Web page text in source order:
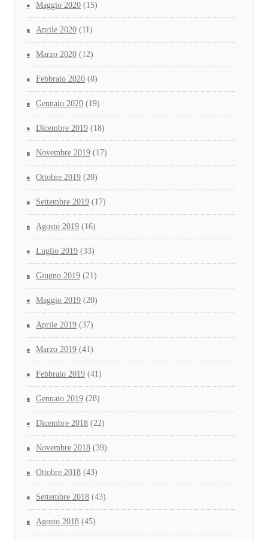
Maggio 2020 (15)
Aprile 2020 (11)
Marzo 2020 (12)
Febbraio 2020 (8)
Gennaio 2020 (19)
Dicembre 2019 (18)
Novembre 2019 (17)
Ottobre 2019 (20)
Settembre 2019 (17)
Agosto 2019 (16)
Luglio 2019 (33)
Giugno 2019 (21)
Maggio 2019 (20)
Aprile 2019 (37)
Marzo 2019 (41)
Febbraio 2019 (41)
Gennaio 2019 (28)
Dicembre 2018 (22)
Novembre 2018 (39)
Ottobre 2018 (43)
Settembre 2018 (43)
Agosto 2018 (45)